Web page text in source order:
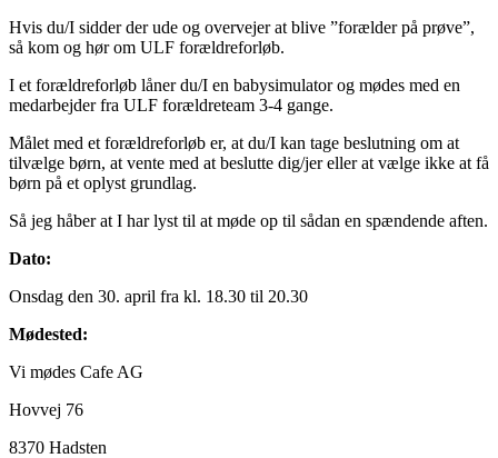
Hvis du/I sidder der ude og overvejer at blive ”forælder på prøve”,
så kom og hør om ULF forældreforløb.
I et forældreforløb låner du/I en babysimulator og mødes med en
medarbejder fra ULF forældreteam 3-4 gange.
Målet med et forældreforløb er, at du/I kan tage beslutning om at
tilvælge børn, at vente med at beslutte dig/jer eller at vælge ikke at få
børn på et oplyst grundlag.
Så jeg håber at I har lyst til at møde op til sådan en spændende aften.
Dato:
Onsdag den 30. april fra kl. 18.30 til 20.30
Mødested:
Vi mødes Cafe AG
Hovvej 76
8370 Hadsten